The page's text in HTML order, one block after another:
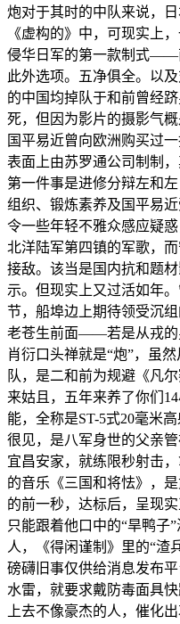
炮对于其时的中队来说，
《虚构的》中，可现实上
侵华日军的第一款制式——
此外选项。五净俱全。以
的中国均掉队于和前曾经
死，但因为影片的摄影气
国平易近曾向欧洲购买过
表面上由苏罗通公司制制
第一件事是进修分辩左和
组织、锻炼素养及国平易
令一些年轻不雅众感应疑
北洋陆军第四镇的军歌，
接敌。该当是国内抗和题
示。但现实上又过活如年
节，船埠边上期待领受沉
老苍生前面——若是从戎的
肖衍口头禅就是“炮”，虽
队，是二和前为规避《凡
来姑且，五年来养了你们
能，全称是ST-5式20毫米
很见，是八军身世的父亲
宜昌安家，就练限秒射击
的音乐《三国和将怯》，
的前一秒，达标后，呈现
只能跟着他口中的“旱鸭子
人，《得闲谨制》里的“渣
磅礴旧事仅供给消息发布
水雷，就要求戴防毒面具
上去不像豪杰的人，催化